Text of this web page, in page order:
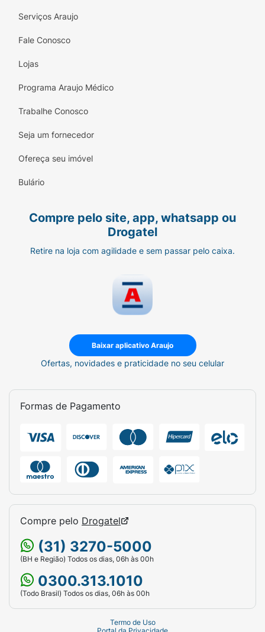
Serviços Araujo
Fale Conosco
Lojas
Programa Araujo Médico
Trabalhe Conosco
Seja um fornecedor
Ofereça seu imóvel
Bulário
Compre pelo site, app, whatsapp ou
Drogatel
Retire na loja com agilidade e sem passar pelo caixa.
Baixar aplicativo Araujo
Ofertas, novidades e praticidade no seu celular
Formas de Pagamento
Compre pelo Drogatel
(31) 3270-5000
(BH e Região) Todos os dias, 06h às 00h
0300.313.1010
(Todo Brasil) Todos os dias, 06h às 00h
Termo de Uso